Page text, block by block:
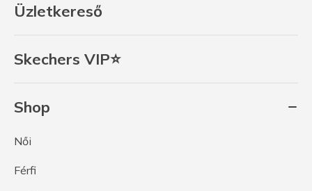
Üzletkereső
Skechers VIP⭐
Shop
Női
Férfi